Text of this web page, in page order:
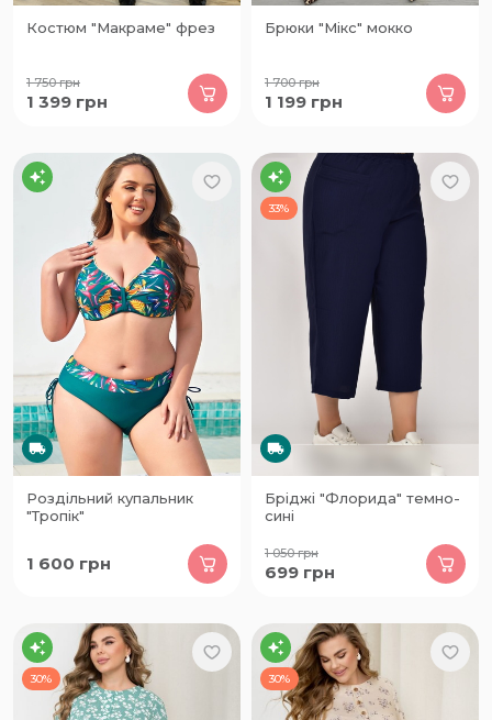
Костюм "Макраме" фрез
1 750грн
1 399 грн
Брюки "Мікс" мокко
1 700грн
1 199 грн
Роздільний купальник
"Тропік"
1 600 грн
33%
Бріджі "Флорида" темно-
сині
1 050грн
699 грн
30% 30%